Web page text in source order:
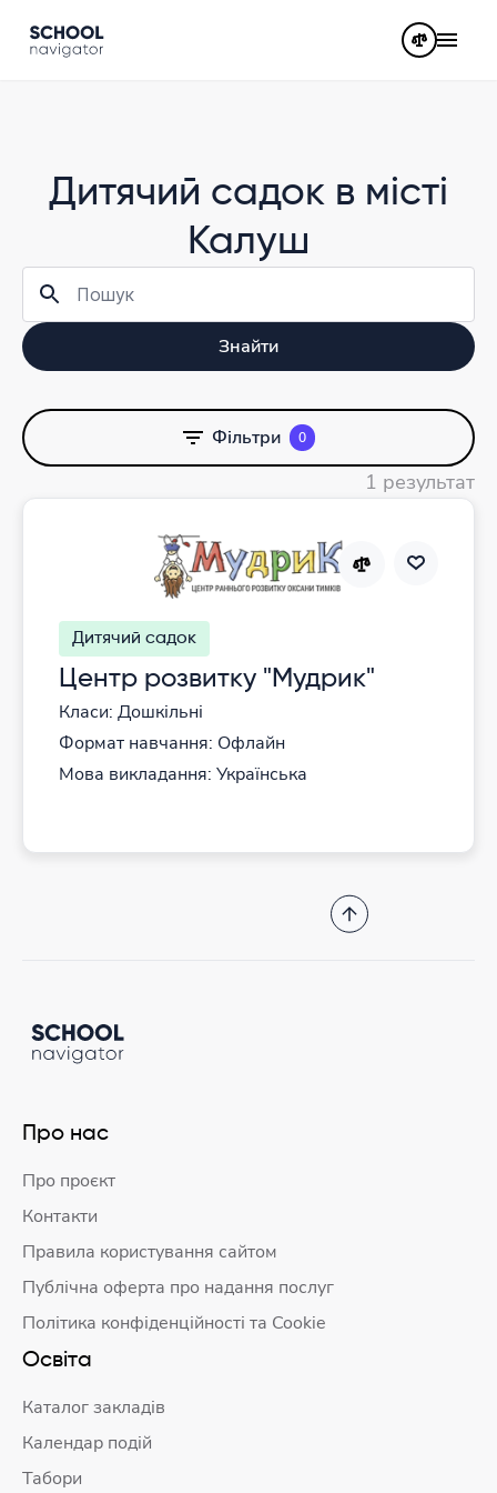
Дитячий садок в місті
Калуш
Знайти
Фільтри 0
1 результат
Дитячий садок
Центр розвитку "Мудрик"
Класи: Дошкільні
Формат навчання: Офлайн
Мова викладання: Українська
Про нас
Про проєкт
Контакти
Правила користування сайтом
Публічна оферта про надання послуг
Політика конфіденційності та Cookie
Освіта
Каталог закладів
Календар подій
Табори